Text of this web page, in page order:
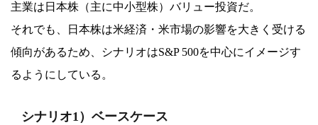
主業は日本株（主に中小型株）バリュー投資だ。
それでも、日本株は米経済・米市場の影響を大きく受ける
傾向があるため、シナリオはS&P 500を中心にイメージす
るようにしている。
シナリオ1）ベースケース